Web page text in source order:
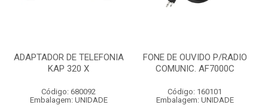
ADAPTADOR DE TELEFONIA
KAP 320 X
Código: 680092
Embalagem: UNIDADE
FONE DE OUVIDO P/RADIO
COMUNIC. AF7000C
Código: 160101
Embalagem: UNIDADE